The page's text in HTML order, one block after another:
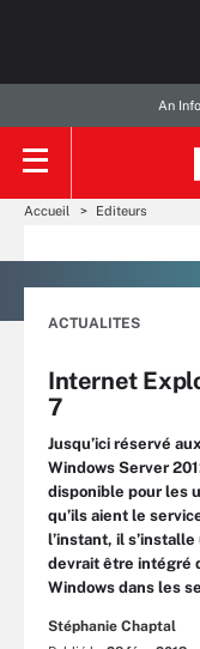
An
Accueil Editeurs
ACTUALITES
Internet
7
Jusqu’ici réservé
Windows Server
disponible pour les
qu’ils aient le
l’instant, il
devrait être intégré
Windows dans les
Stéphanie Chaptal